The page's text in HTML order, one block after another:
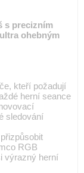
s precizním
ohebným
kteří požadují
herní seance
sledování
RGB
výrazný herní